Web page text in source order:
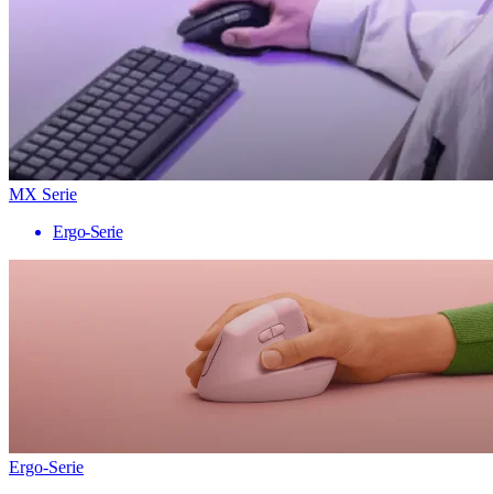
MX Serie
Ergo-Serie
Ergo-Serie